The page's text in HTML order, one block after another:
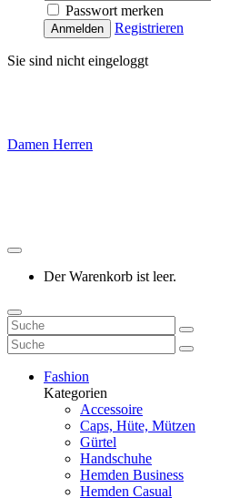
Passwort merken
Anmelden Registrieren
Sie sind nicht eingeloggt
Damen Herren
Der Warenkorb ist leer.
Fashion
Kategorien
Accessoire
Caps, Hüte, Mützen
Gürtel
Handschuhe
Hemden Business
Hemden Casual